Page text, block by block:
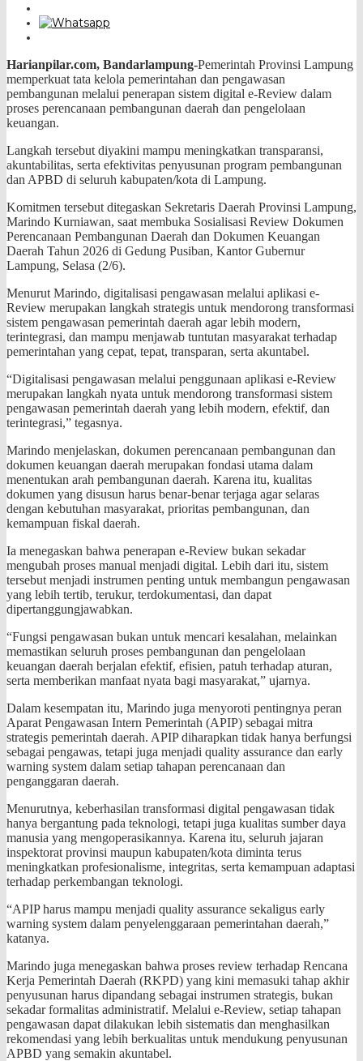
Harianpilar.com, Bandarlampung-Pemerintah Provinsi Lampung
memperkuat tata kelola pemerintahan dan pengawasan
pembangunan melalui penerapan sistem digital e-Review dalam
proses perencanaan pembangunan daerah dan pengelolaan
keuangan.
Langkah tersebut diyakini mampu meningkatkan transparansi,
akuntabilitas, serta efektivitas penyusunan program pembangunan
dan APBD di seluruh kabupaten/kota di Lampung.
Komitmen tersebut ditegaskan Sekretaris Daerah Provinsi Lampung,
Marindo Kurniawan, saat membuka Sosialisasi Review Dokumen
Perencanaan Pembangunan Daerah dan Dokumen Keuangan
Daerah Tahun 2026 di Gedung Pusiban, Kantor Gubernur
Lampung, Selasa (2/6).
Menurut Marindo, digitalisasi pengawasan melalui aplikasi e-
Review merupakan langkah strategis untuk mendorong transformasi
sistem pengawasan pemerintah daerah agar lebih modern,
terintegrasi, dan mampu menjawab tuntutan masyarakat terhadap
pemerintahan yang cepat, tepat, transparan, serta akuntabel.
“Digitalisasi pengawasan melalui penggunaan aplikasi e-Review
merupakan langkah nyata untuk mendorong transformasi sistem
pengawasan pemerintah daerah yang lebih modern, efektif, dan
terintegrasi,” tegasnya.
Marindo menjelaskan, dokumen perencanaan pembangunan dan
dokumen keuangan daerah merupakan fondasi utama dalam
menentukan arah pembangunan daerah. Karena itu, kualitas
dokumen yang disusun harus benar-benar terjaga agar selaras
dengan kebutuhan masyarakat, prioritas pembangunan, dan
kemampuan fiskal daerah.
Ia menegaskan bahwa penerapan e-Review bukan sekadar
mengubah proses manual menjadi digital. Lebih dari itu, sistem
tersebut menjadi instrumen penting untuk membangun pengawasan
yang lebih tertib, terukur, terdokumentasi, dan dapat
dipertanggungjawabkan.
“Fungsi pengawasan bukan untuk mencari kesalahan, melainkan
memastikan seluruh proses pembangunan dan pengelolaan
keuangan daerah berjalan efektif, efisien, patuh terhadap aturan,
serta memberikan manfaat nyata bagi masyarakat,” ujarnya.
Dalam kesempatan itu, Marindo juga menyoroti pentingnya peran
Aparat Pengawasan Intern Pemerintah (APIP) sebagai mitra
strategis pemerintah daerah. APIP diharapkan tidak hanya berfungsi
sebagai pengawas, tetapi juga menjadi quality assurance dan early
warning system dalam setiap tahapan perencanaan dan
penganggaran daerah.
Menurutnya, keberhasilan transformasi digital pengawasan tidak
hanya bergantung pada teknologi, tetapi juga kualitas sumber daya
manusia yang mengoperasikannya. Karena itu, seluruh jajaran
inspektorat provinsi maupun kabupaten/kota diminta terus
meningkatkan profesionalisme, integritas, serta kemampuan adaptasi
terhadap perkembangan teknologi.
“APIP harus mampu menjadi quality assurance sekaligus early
warning system dalam penyelenggaraan pemerintahan daerah,”
katanya.
Marindo juga menegaskan bahwa proses review terhadap Rencana
Kerja Pemerintah Daerah (RKPD) yang kini memasuki tahap akhir
penyusunan harus dipandang sebagai instrumen strategis, bukan
sekadar formalitas administratif. Melalui e-Review, setiap tahapan
pengawasan dapat dilakukan lebih sistematis dan menghasilkan
rekomendasi yang lebih berkualitas untuk mendukung penyusunan
APBD yang semakin akuntabel.